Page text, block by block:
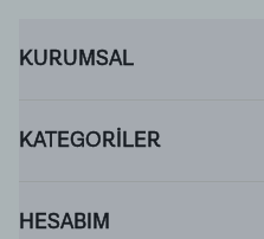
KURUMSAL
KATEGORİLER
HESABIM